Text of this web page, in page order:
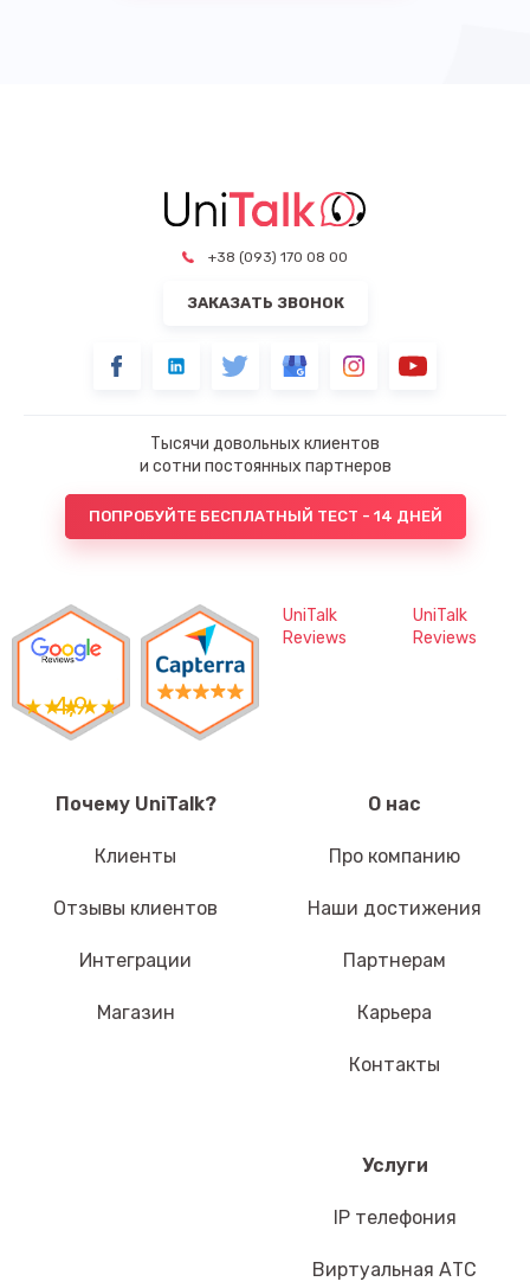
+38 (093) 170 08 00
ЗАКАЗАТЬ ЗВОНОК
Тысячи довольных клиентов
и сотни постоянных партнеров
ПОПРОБУЙТЕ БЕСПЛАТНЫЙ ТЕСТ - 14 ДНЕЙ
4,9
UniTalk
Reviews
UniTalk
Reviews
Почему UniTalk?
Клиенты
Отзывы клиентов
Интеграции
Магазин
О нас
Про компанию
Наши достижения
Партнерам
Карьера
Контакты
Услуги
IP телефония
Виртуальная АТС